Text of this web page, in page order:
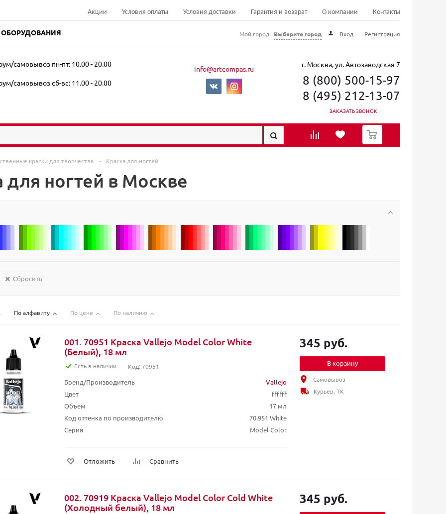
Акции Условия оплаты Условия доставки Гарантия и возврат О компании Контакты
Мой город: Выберите город Вход Регистрация
самовывоз пн-пт: 10.00 - 20.00
самовывоз сб-вс: 11.00 - 20.00
info@artcompas.ru г. Москва, ул. Автозаводская 7
8 (800) 500-15-97
8 (495) 212-13-07
ЗАКАЗАТЬ ЗВОНОК
0
краски для творчества - Краска для ногтей
для ногтей в Москве
Сбросить
По алфавиту По цене По наличию
001. 70951 Краска Vallejo Model Color White
(Белый), 18 мл
Есть в наличии Код: 70951
Бренд/Производитель
Vallejo
Цвет
ffffff
Объем
17 мл
Код оттенка по производителю
70.951 White
Серия
Model Color
Отложить Сравнить
345 руб.
В корзину
Самовывоз
Курьер, ТК
002. 70919 Краска Vallejo Model Color Cold White
(Холодный белый), 18 мл
345 руб.